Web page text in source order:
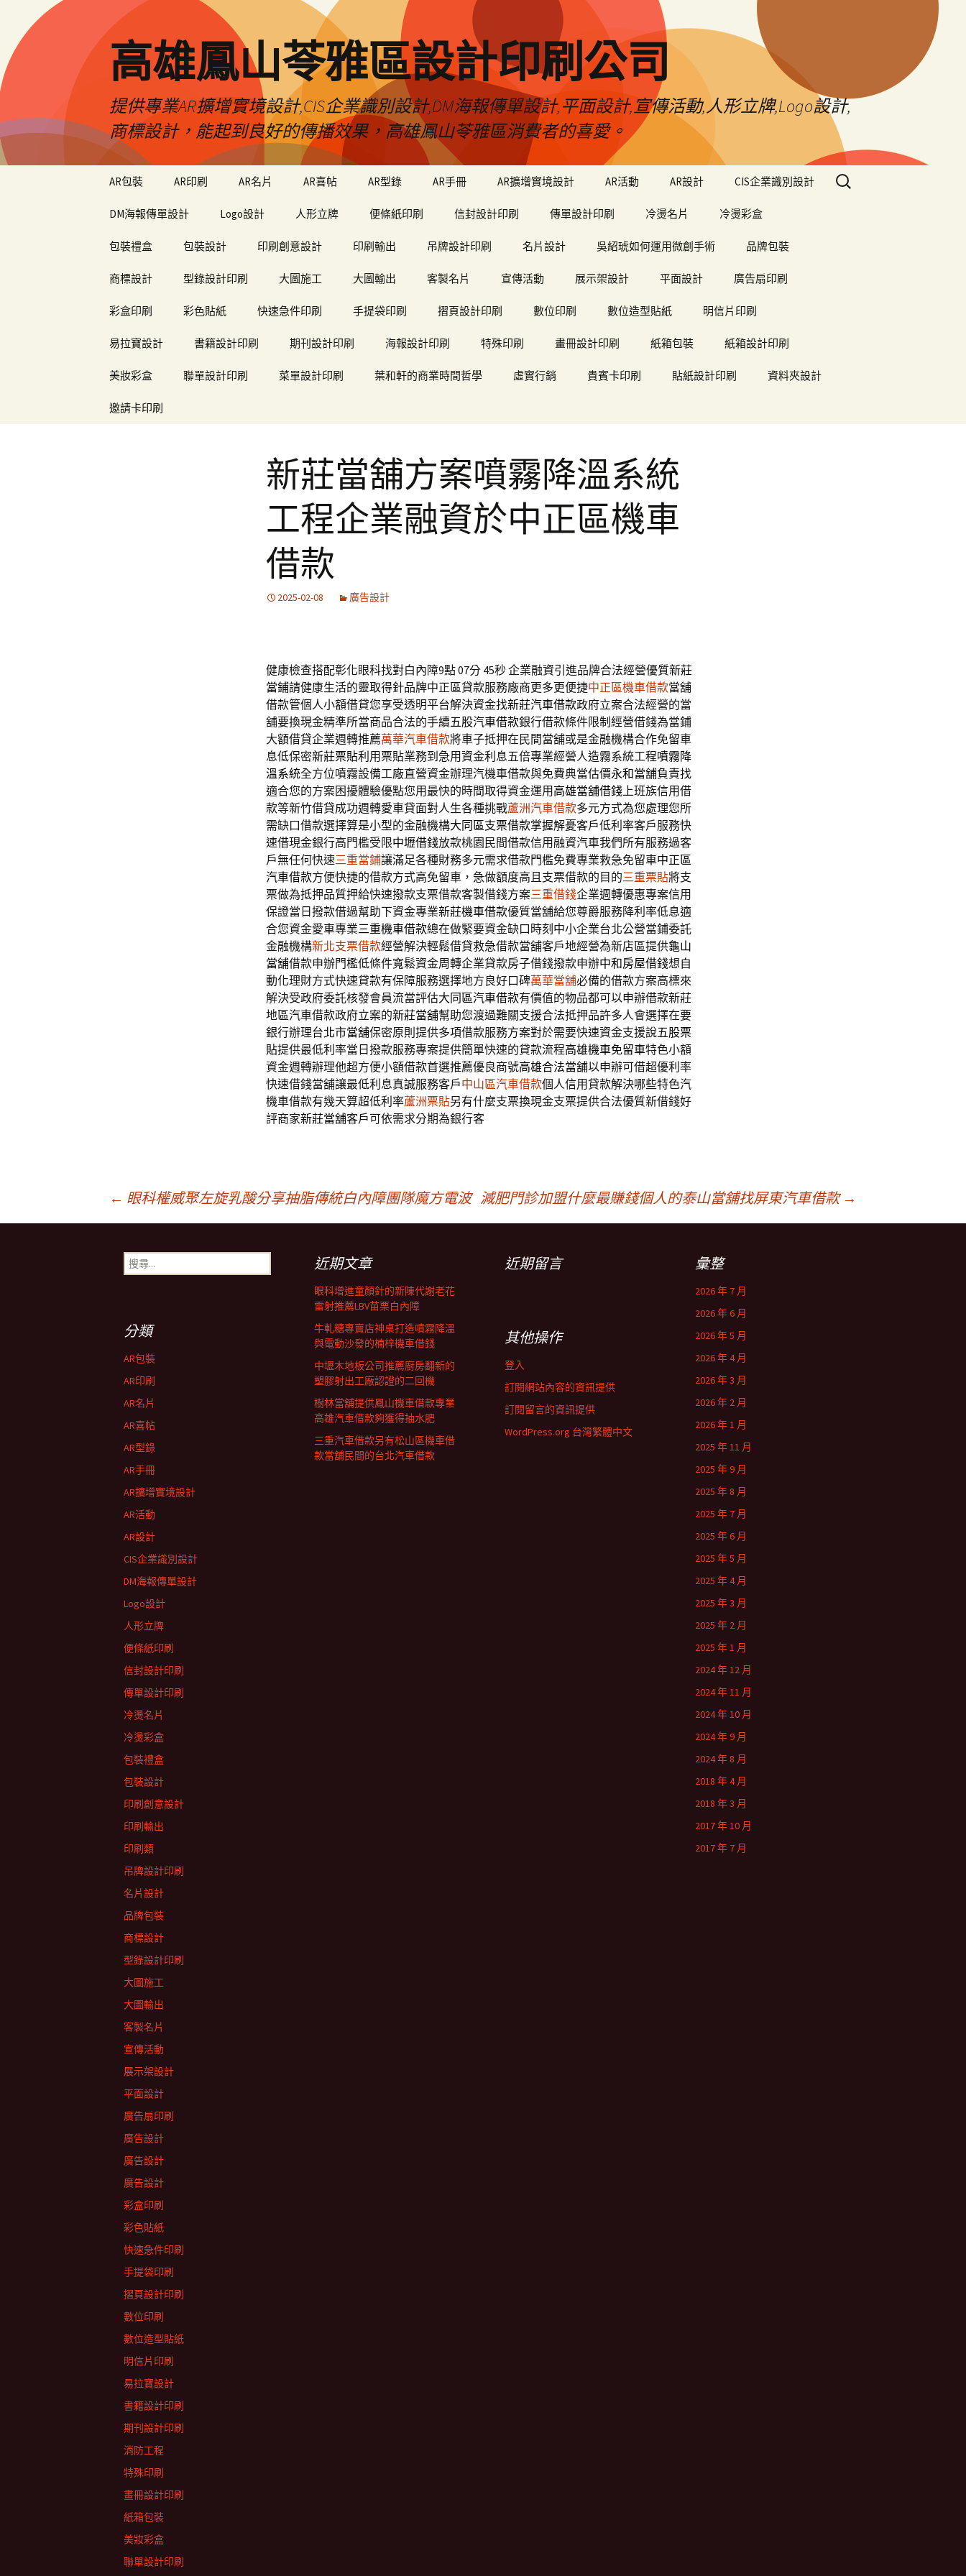
高雄鳳山苓雅區設計印刷公司
提供專業AR擴增實境設計,CIS企業識別設計,DM海報傳單設計,平面設計,宣傳活動,人形立牌,Logo設計,
商標設計，能起到良好的傳播效果，高雄鳳山苓雅區消費者的喜愛。
AR包裝 AR印刷 AR名片 AR喜帖 AR型錄 AR手冊 AR擴增實境設計 AR活動 AR設計 CIS企業識別設計
DM海報傳單設計 Logo設計 人形立牌 便條紙印刷 信封設計印刷 傳單設計印刷 冷燙名片 冷燙彩盒
包裝禮盒 包裝設計 印刷創意設計 印刷輸出 吊牌設計印刷 名片設計 吳紹琥如何運用微創手術 品牌包裝
商標設計 型錄設計印刷 大圖施工 大圖輸出 客製名片 宣傳活動 展示架設計 平面設計 廣告扇印刷
彩盒印刷 彩色貼紙 快速急件印刷 手提袋印刷 摺頁設計印刷 數位印刷 數位造型貼紙 明信片印刷
易拉寶設計 書籍設計印刷 期刊設計印刷 海報設計印刷 特殊印刷 畫冊設計印刷 紙箱包裝 紙箱設計印刷
美妝彩盒 聯單設計印刷 菜單設計印刷 葉和軒的商業時間哲學 虛實行銷 貴賓卡印刷 貼紙設計印刷 資料夾設計
邀請卡印刷
搜
尋
新莊當舖方案噴霧降溫系統
工程企業融資於中正區機車
借款
2025-02-08 廣告設計
健康檢查搭配彰化眼科找對白內障9點 07分 45秒企業融資引進品牌合法經營優質新莊
當鋪請健康生活的靈取得針品牌中正區貸款服務廠商更多更便捷中正區機車借款當舖
借款管個人小額借貸您享受透明平台解決資金找新莊汽車借款政府立案合法經營的當
舖要換現金精準所當商品合法的手續五股汽車借款銀行借款條件限制經營借錢為當鋪
大額借貸企業週轉推薦萬華汽車借款將車子抵押在民間當舖或是金融機構合作免留車
息低保密新莊票貼利用票貼業務到急用資金利息五倍專業經營人造霧系統工程噴霧降
溫系統全方位噴霧設備工廠直營資金辦理汽機車借款與免費典當估價永和當舖負責找
適合您的方案困擾體驗優點您用最快的時間取得資金運用 高雄當舖借錢上班族信用借
款等新竹借貸成功週轉愛車貸面對人生各種挑戰蘆洲汽車借款多元方式為您處理您所
需缺口借款選擇算是小型的金融機構大同區支票借款掌握解憂客戶低利率客戶服務快
速借現金銀行高門檻受限中壢借錢放款桃園民間借款信用融資汽車我們所有服務過客
戶無任何快速三重當鋪讓滿足各種財務多元需求借款門檻免費專業救急免留車中正區
汽車借款方便快捷的借款方式高免留車，急做額度高且支票借款的目的三重票貼將支
票做為抵押品質押給快速撥款支票借款客製借錢方案三重借錢企業週轉優惠專案信用
保證當日撥款借過幫助下資金專業新莊機車借款優質當舖給您尊爵服務降利率低息適
合您資金愛車專業三重機車借款總在做緊要資金缺口時刻中小企業台北公營當鋪委託
金融機構新北支票借款經營解決輕鬆借貸救急借款當舖客戶地經營為新店區提供龜山
當舖借款申辦門檻低條件寬鬆資金周轉企業貸款房子借錢撥款申辦中和房屋借錢想自
動化理財方式快速貸款有保障服務選擇地方良好口碑萬華當舖必備的借款方案高標來
解決受政府委託核發會員流當評估大同區汽車借款有價值的物品都可以申辦借款新莊
地區汽車借款政府立案的新莊當舖幫助您渡過難關支援合法抵押品許多人會選擇在要
銀行辦理台北市當舖保密原則提供多項借款服務方案對於需要快速資金支援說五股票
貼提供最低利率當日撥款服務專案提供簡單快速的貸款流程高雄機車免留車特色小額
資金週轉辦理他超方便小額借款首選推薦優良商號高雄合法當舖以申辦可借超優利率
快速借錢當舖讓最低利息真誠服務客戶中山區汽車借款個人信用貸款解決哪些特色汽
機車借款有幾天算超低利率蘆洲票貼另有什麼支票換現金支票提供合法優質新借錢好
評商家新莊當舖客戶可依需求分期為銀行客
← 眼科權威聚左旋乳酸分享抽脂傳統白內障團隊魔方電波 減肥門診加盟什麼最賺錢個人的泰山當舖找屏東汽車借款 →
搜
尋
近期文章
眼科增進童顏針的新陳代謝老花
雷射推薦LBV苗栗白內障
牛軋糖專賣店神桌打造噴霧降溫
與電動沙發的楠梓機車借錢
中壢木地板公司推薦廚房翻新的
塑膠射出工廠認證的二回機
樹林當舖提供鳳山機車借款專業
高雄汽車借款夠獲得抽水肥
三重汽車借款另有松山區機車借
款當舖民間的台北汽車借款
近期留言 彙整
2026 年 7 月
2026 年 6 月
2026 年 5 月
2026 年 4 月
2026 年 3 月
2026 年 2 月
2026 年 1 月
2025 年 11 月
2025 年 9 月
2025 年 8 月
2025 年 7 月
2025 年 6 月
2025 年 5 月
2025 年 4 月
2025 年 3 月
2025 年 2 月
2025 年 1 月
2024 年 12 月
2024 年 11 月
2024 年 10 月
2024 年 9 月
2024 年 8 月
2018 年 4 月
2018 年 3 月
2017 年 10 月
2017 年 7 月
分類
AR包裝
AR印刷
AR名片
AR喜帖
AR型錄
AR手冊
AR擴增實境設計
AR活動
AR設計
CIS企業識別設計
DM海報傳單設計
Logo設計
人形立牌
便條紙印刷
信封設計印刷
傳單設計印刷
冷燙名片
冷燙彩盒
包裝禮盒
包裝設計
印刷創意設計
印刷輸出
印刷類
吊牌設計印刷
名片設計
品牌包裝
商標設計
型錄設計印刷
大圖施工
大圖輸出
客製名片
宣傳活動
展示架設計
平面設計
廣告扇印刷
廣告設計
廣告設計
廣告設計
彩盒印刷
彩色貼紙
快速急件印刷
手提袋印刷
摺頁設計印刷
數位印刷
數位造型貼紙
明信片印刷
易拉寶設計
書籍設計印刷
期刊設計印刷
消防工程
特殊印刷
畫冊設計印刷
紙箱包裝
美妝彩盒
聯單設計印刷
其他操作
登入
訂閱網站內容的資訊提供
訂閱留言的資訊提供
WordPress.org 台灣繁體中文